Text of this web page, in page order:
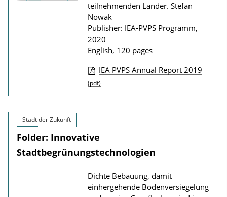
o
w
n
l
o
a
teilnehmenden Länder. Stefan
Nowak
Publisher: IEA-PVPS Programm,
2020
English, 120 pages
P
i
c
t
IEA PVPS Annual Report 2019
(pdf)
Stadt der Zukunft
Folder: Innovative
Stadtbegrünungstechnologien
Dichte Bebauung, damit
einhergehende Bodenversiegelung